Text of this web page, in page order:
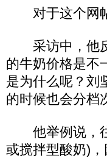
对于这个网帖
采访中，他反
的牛奶价格是不
是为什么呢？刘
的时候也会分档
他举例说，往
或搅拌型酸奶)